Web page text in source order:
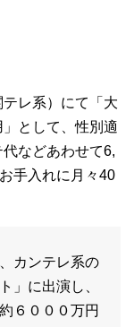
レ系）にて「 大
として、性別適
などあわせて6,
手入れに月々40
カンテレ系の
」に出演し、
６０００万円